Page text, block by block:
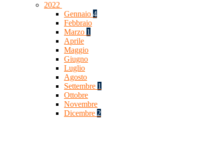
2022
Gennaio 4
Febbraio
Marzo 1
Aprile
Maggio
Giugno
Luglio
Agosto
Settembre 1
Ottobre
Novembre
Dicembre 2